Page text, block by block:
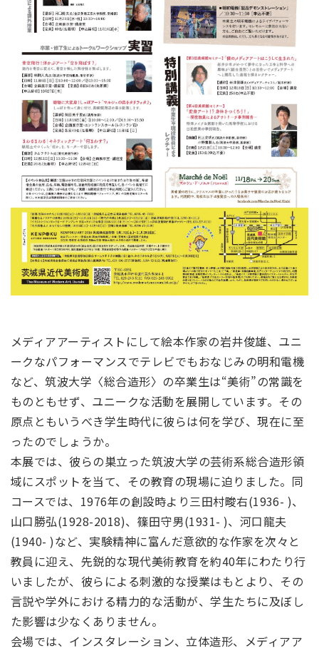
メディアアーティストにして絵本作家の岩井俊雄、ユニ
ークなパフォーマンスでテレビでもおなじみの明和電機
など、筑波大学〈総合造形〉の卒業生は“美術”の常識を
ものともせず、ユニークな活動を展開しています。その
原点ともいうべき学生時代に彼らは何を学び、現在に至
ったのでしょうか。
本展では、彼らの巣立った筑波大学の芸術系総合造形領
域にスポットを当て、その教育の現場に迫りました。同
コースでは、1976年の創設時より三田村畯右(1936- )、
山口勝弘(1928-2018)、篠田守男(1931- )、河口龍夫
(1940- )など、実験精神に富んだ意欲的な作家を次々と
教員に迎え、先鋭的な現代美術教育を約40年にわたり行
いましたが、彼らによる刺激的な授業はもとより、その
言説や学外における精力的な活動が、学生たちに及ぼし
た影響は少なくありません。
会場では、インスタレーション、立体造形、メディアア